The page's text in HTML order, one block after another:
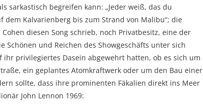
sarkastisch begreifen kann: „Jeder weiß, das du
dem Kalvarienberg bis zum Strand von Malibu“; die
diesen Song schrieb, noch Privatbesitz, eine der
Schönen und Reichen des Showgeschäfts unter sich
privilegiertes Dasein abgewehrt hatten, ob es sich um
ein geplantes Atomkraftwerk oder um den Bau einer
sollte, dass ihre prominenten Fäkalien direkt ins Meer
John Lennon 1969: